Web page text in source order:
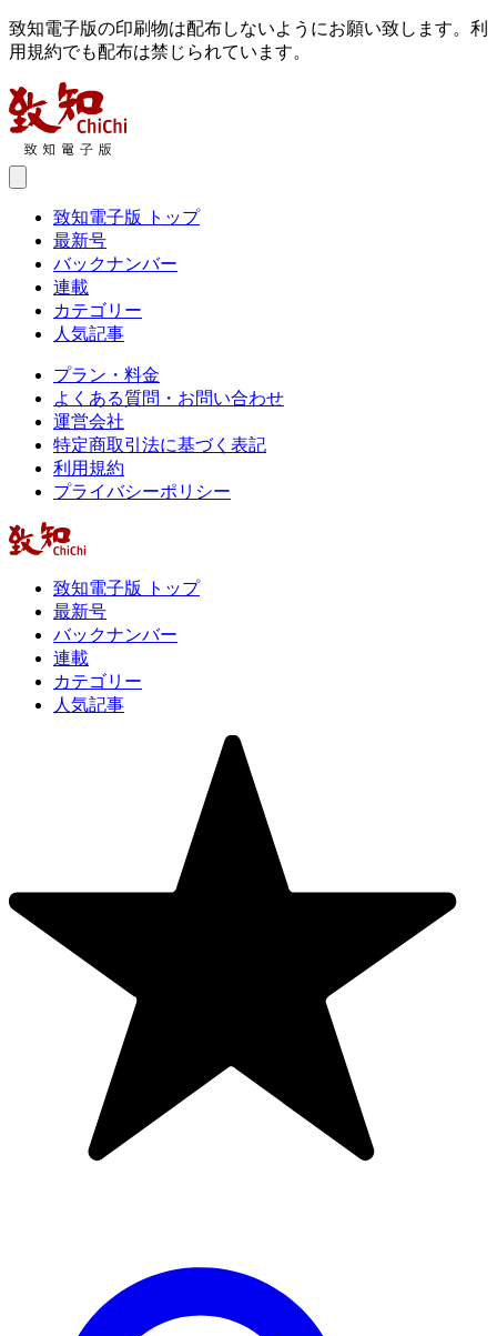
致知電子版の印刷物は配布しないようにお願い致します。利
用規約でも配布は禁じられています。
致知電子版 トップ
最新号
バックナンバー
連載
カテゴリー
人気記事
プラン・料金
よくある質問・お問い合わせ
運営会社
特定商取引法に基づく表記
利用規約
プライバシーポリシー
致知電子版 トップ
最新号
バックナンバー
連載
カテゴリー
人気記事